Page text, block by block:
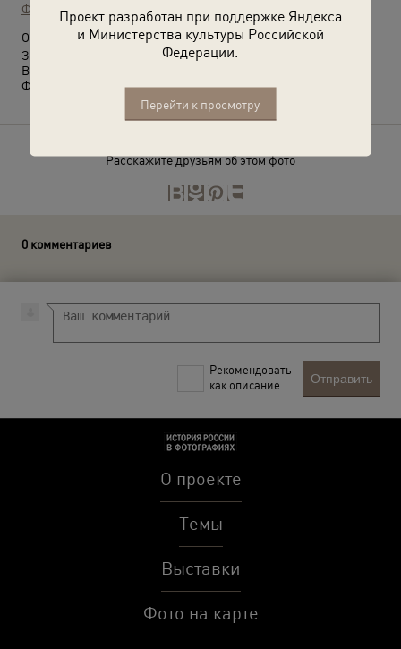
Проект разработан при поддержке Яндекса
и Министерства культуры Российской
Федерации.
Перейти к просмотру
Фотографии пользователей russiainphoto.ru
О фотографии:
Заядлый рыболов Н. Г. Тихонов после удачной рыбалки.
Выставка
Фотография из архива Николая Обухова.
Расскажите друзьям об этом фото
0 комментариев
Рекомендовать
как описание
Отправить
О проекте
Темы
Выставки
Фото на карте